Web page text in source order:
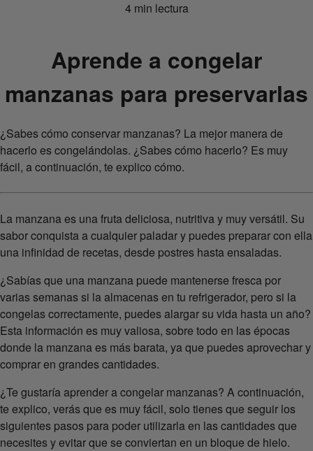
4 min lectura
Aprende a congelar
manzanas para preservarlas
¿Sabes cómo conservar manzanas? La mejor manera de
hacerlo es congelándolas. ¿Sabes cómo hacerlo? Es muy
fácil, a continuación, te explico cómo.
La manzana es una fruta deliciosa, nutritiva y muy versátil. Su
sabor conquista a cualquier paladar y puedes preparar con ella
una infinidad de recetas, desde postres hasta ensaladas.
¿Sabías que una manzana puede mantenerse fresca por
varias semanas si la almacenas en tu refrigerador, pero si la
congelas correctamente, puedes alargar su vida hasta un año?
Esta información es muy valiosa, sobre todo en las épocas
donde la manzana es más barata, ya que puedes aprovechar y
comprar en grandes cantidades.
¿Te gustaría aprender a congelar manzanas? A continuación,
te explico, verás que es muy fácil, solo tienes que seguir los
siguientes pasos para poder utilizarla en las cantidades que
necesites y evitar que se conviertan en un bloque de hielo.